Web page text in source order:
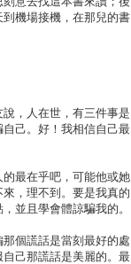
機場接機，在那兒的書
，人在世，有三件事是
己。好！我相信自己最
最在乎吧，可能他或她
，理不到。要是我真的
並且學會體諒騙我的。
個謊話是當刻最好的處
己那謊話是美麗的。最